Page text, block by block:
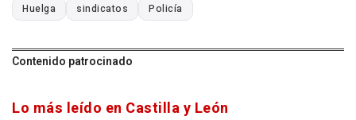
Huelga sindicatos Policía
Contenido patrocinado
Lo más leído en Castilla y León